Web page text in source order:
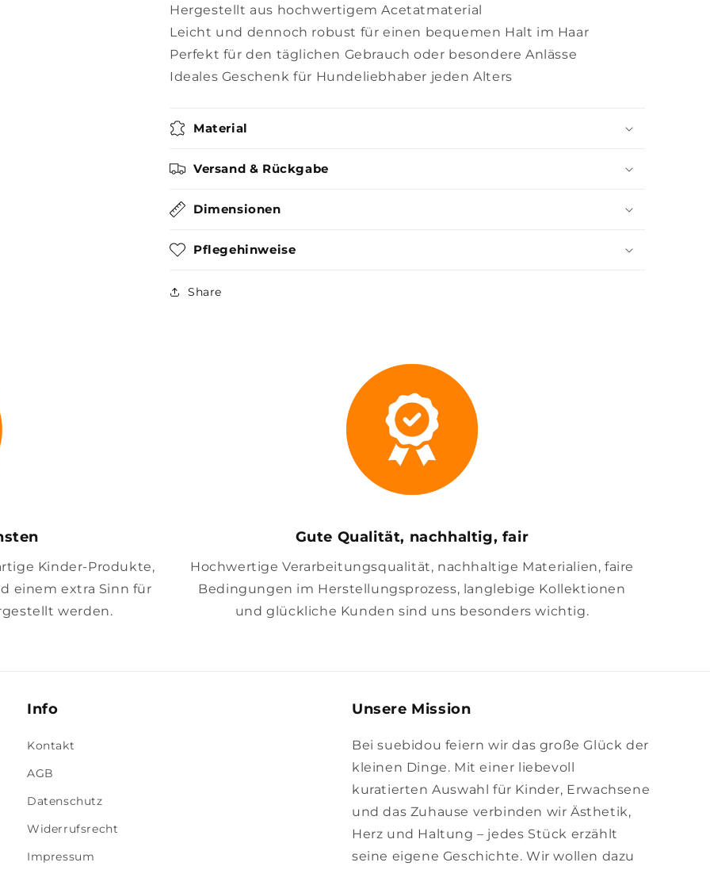
Hergestellt aus hochwertigem Acetatmaterial
Leicht und dennoch robust für einen bequemen Halt im Haar
Perfekt für den täglichen Gebrauch oder besondere Anlässe
Ideales Geschenk für Hundeliebhaber jeden Alters
Material
Versand & Rückgabe
Dimensionen
Pflegehinweise
Share
Kinder-Produkte,
einem extra Sinn für
werden.
Gute Qualität, nachhaltig, fair
Hochwertige Verarbeitungsqualität, nachhaltige Materialien, faire
Bedingungen im Herstellungsprozess, langlebige Kollektionen
und glückliche Kunden sind uns besonders wichtig.
Info
Kontakt
AGB
Datenschutz
Widerrufsrecht
Impressum
Unsere Mission
Bei suebidou feiern wir das große Glück der
kleinen Dinge. Mit einer liebevoll
kuratierten Auswahl für Kinder, Erwachsene
und das Zuhause verbinden wir Ästhetik,
Herz und Haltung – jedes Stück erzählt
seine eigene Geschichte. Wir wollen dazu